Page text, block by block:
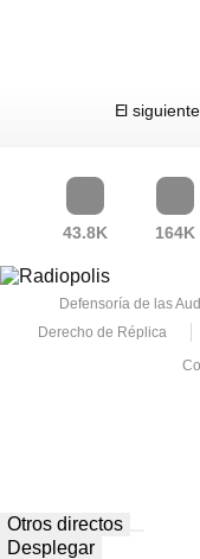
El
43.8K 164K
Defensoría de las
Derecho de Réplica
Otros directos
Desplegar